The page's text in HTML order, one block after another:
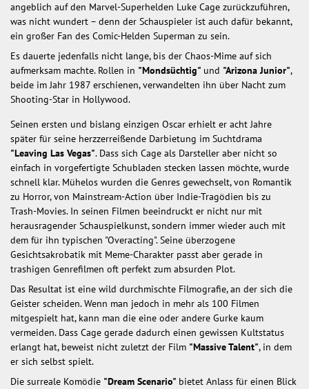
angeblich auf den Marvel-Superhelden Luke Cage zurückzuführen,
was nicht wundert – denn der Schauspieler ist auch dafür bekannt,
ein großer Fan des Comic-Helden Superman zu sein.
Es dauerte jedenfalls nicht lange, bis der Chaos-Mime auf sich
aufmerksam machte. Rollen in "Mondsüchtig" und "Arizona Junior",
beide im Jahr 1987 erschienen, verwandelten ihn über Nacht zum
Shooting-Star in Hollywood.
Seinen ersten und bislang einzigen Oscar erhielt er acht Jahre
später für seine herzzerreißende Darbietung im Suchtdrama
"Leaving Las Vegas". Dass sich Cage als Darsteller aber nicht so
einfach in vorgefertigte Schubladen stecken lassen möchte, wurde
schnell klar. Mühelos wurden die Genres gewechselt, von Romantik
zu Horror, von Mainstream-Action über Indie-Tragödien bis zu
Trash-Movies. In seinen Filmen beeindruckt er nicht nur mit
herausragender Schauspielkunst, sondern immer wieder auch mit
dem für ihn typischen "Overacting". Seine überzogene
Gesichtsakrobatik mit Meme-Charakter passt aber gerade in
trashigen Genrefilmen oft perfekt zum absurden Plot.
Das Resultat ist eine wild durchmischte Filmografie, an der sich die
Geister scheiden. Wenn man jedoch in mehr als 100 Filmen
mitgespielt hat, kann man die eine oder andere Gurke kaum
vermeiden. Dass Cage gerade dadurch einen gewissen Kultstatus
erlangt hat, beweist nicht zuletzt der Film "Massive Talent", in dem
er sich selbst spielt.
Die surreale Komödie "Dream Scenario" bietet Anlass für einen Blick